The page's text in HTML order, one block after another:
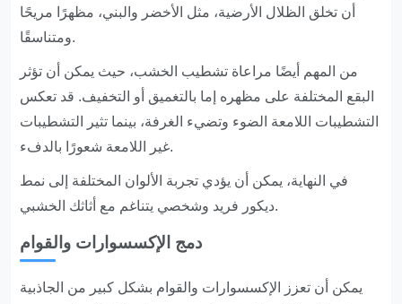
أن تخلق الظلال الأرضية، مثل الأخضر والبني، مظهرًا مريحًا
ومتناسقًا.
من المهم أيضًا مراعاة تشطيب الخشب، حيث يمكن أن تؤثر
البقع المختلفة على مظهره إما بالتغميق أو التخفيف. قد تعكس
التشطيبات اللامعة الضوء وتضيء الغرفة، بينما تثير التشطيبات
غير اللامعة شعورًا بالدفء.
في النهاية، يمكن أن يؤدي تجربة الألوان المختلفة إلى نمط
ديكور فريد وشخصي يتناغم مع أثاثك الخشبي.
دمج الإكسسوارات والقوام
يمكن أن تعزز الإكسسوارات والقوام بشكل كبير من الجاذبية